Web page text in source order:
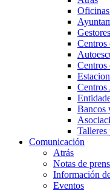
Centros
Centros
Centros
Bancos
Talleres
Comunicación
Atrás
Notas de
Información
Eventos